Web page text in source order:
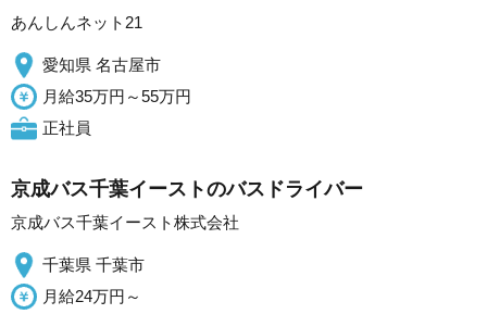
あんしんネット21
愛知県 名古屋市
月給35万円～55万円
正社員
京成バス千葉イーストのバスドライバー
京成バス千葉イースト株式会社
千葉県 千葉市
月給24万円～